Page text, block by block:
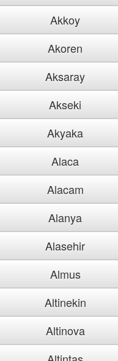
Akkoy
Akoren
Aksaray
Akseki
Akyaka
Alaca
Alacam
Alanya
Alasehir
Almus
Altinekin
Altinova